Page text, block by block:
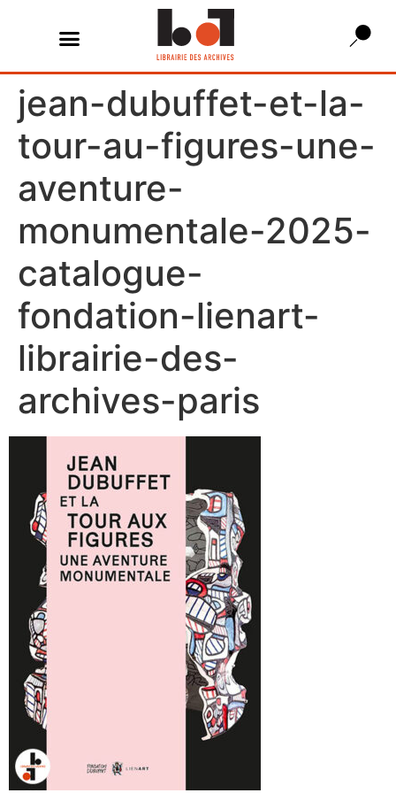
jean-dubuffet-et-la-
tour-au-figures-une-
aventure-
monumentale-2025-
catalogue-
fondation-lienart-
librairie-des-
archives-paris